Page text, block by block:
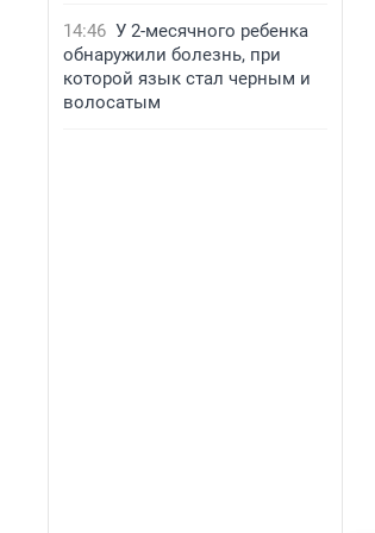
14:46 У 2-месячного ребенка
обнаружили болезнь, при
которой язык стал черным и
волосатым